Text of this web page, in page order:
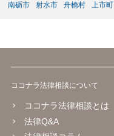
南砺市
射水市 舟橋村 上市町
ココナラ法律相談について
ココナラ法律相談とは
法律Q&A